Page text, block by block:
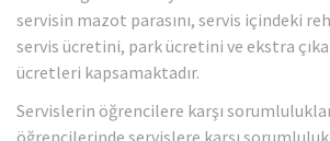
servisin mazot parasını, servis içindeki
servis ücretini, park ücretini ve ekstra
ücretleri kapsamaktadır.
Servislerin öğrencilere karşı
öğrencilerinde servislere karşı